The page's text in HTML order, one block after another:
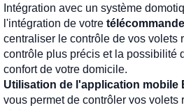
Intégration avec un système
l'intégration de votre
centraliser le contrôle de vos volets
contrôle plus précis et la possibilité
confort de votre domicile.
Utilisation de l'application mobile
vous permet de contrôler vos